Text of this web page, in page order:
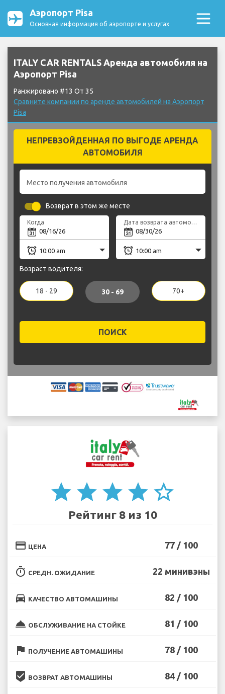
Аэропорт Pisa
Основная информация об аэропорте и услугах
ITALY CAR RENTALS Аренда автомобиля на
Аэропорт Pisa
Ранжировано #13 От 35
Сравните компании по аренде автомобилей на Аэропорт
Pisa
НЕПРЕВЗОЙДЕННАЯ ПО ВЫГОДЕ АРЕНДА
АВТОМОБИЛЯ
Место получения автомобиля
Возврат в этом же месте
Когда Дата возврата автомобиля
Возраст водителя:
18 - 29 30 - 69 70+
ПОИСК
star star star star star_border
Рейтинг 8 из 10
credit_card ЦЕНА 77 / 100
timer СРЕДН. ОЖИДАНИЕ 22 минивэны
directions_car КАЧЕСТВО АВТОМАШИНЫ 82 / 100
room_service ОБСЛУЖИВАНИЕ НА СТОЙКЕ 81 / 100
flag ПОЛУЧЕНИЕ АВТОМАШИНЫ 78 / 100
beenhere ВОЗВРАТ АВТОМАШИНЫ 84 / 100